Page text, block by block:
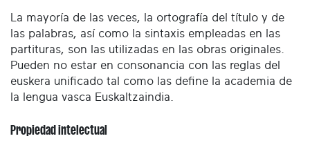
La mayoría de las veces, la ortografía del título y de
las palabras, así como la sintaxis empleadas en las
partituras, son las utilizadas en las obras originales.
Pueden no estar en consonancia con las reglas del
euskera unificado tal como las define la academia de
la lengua vasca Euskaltzaindia.
Propiedad intelectual